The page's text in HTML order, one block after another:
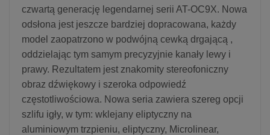
czwartą generację legendarnej serii AT-OC9X. Nowa
odsłona jest jeszcze bardziej dopracowana, każdy
model zaopatrzono w podwójną cewką drgającą ,
oddzielając tym samym precyzyjnie kanały lewy i
prawy. Rezultatem jest znakomity stereofoniczny
obraz dźwiękowy i szeroka odpowiedź
częstotliwościowa. Nowa seria zawiera szereg opcji
szlifu igły, w tym: wklejany eliptyczny na
aluminiowym trzpieniu, eliptyczny, Microlinear,